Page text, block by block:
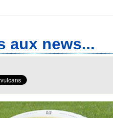
aux news...